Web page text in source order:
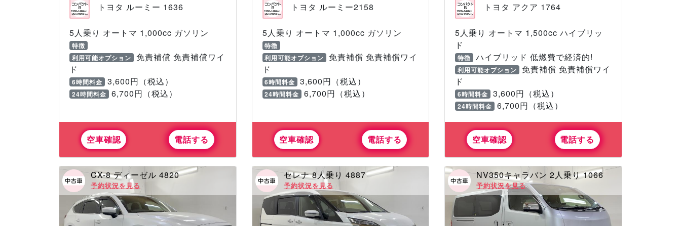
トヨタ ルーミー 1636
5人乗り オートマ 1,000cc ガソリン
特徴
利用可能オプション 免責補償 免責補償ワイ
ド
6時間料金 3,600円（税込）
24時間料金 6,700円（税込）
空車確認 電話する
トヨタ ルーミー2158
5人乗り オートマ 1,000cc ガソリン
特徴
利用可能オプション
免責補償 免責補償ワイ
ド
6時間料金 3,600円（税込）
24時間料金 6,700円（税込）
空車確認 電話する
トヨタ アクア 1764
5人乗り オートマ 1,500cc ハイブリッ
ド
特徴 ハイブリッド 低燃費で経済的!
利用可能オプション 免責補償 免責補償ワイ
ド
6時間料金 3,600円（税込）
24時間料金 6,700円（税込）
空車確認 電話する
CX-8 ディーゼル 4820
予約状況を見る
セレナ 8人乗り 4887
予約状況を見る
NV350キャラバン 2人乗り 1066
予約状況を見る